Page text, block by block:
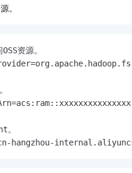
。
资源。
。
hangzhou-